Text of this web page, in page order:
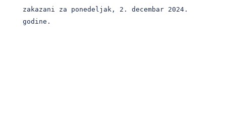
zakazani za ponedeljak, 2. decembar 2024.
godine.